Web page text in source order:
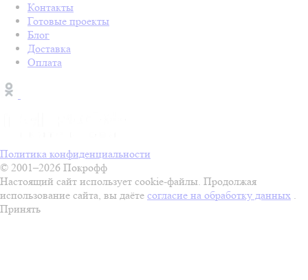
Контакты
Готовые проекты
Блог
Доставка
Оплата
Политика конфиденциальности
© 2001–2026 Покрофф
Настоящий сайт использует cookie-файлы. Продолжая
использование сайта, вы даёте согласие на обработку данных .
Принять